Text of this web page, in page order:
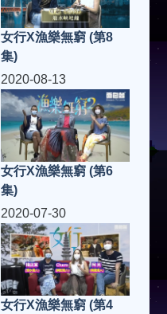
女行X漁樂無窮 (第8
集)
2020-08-13
女行X漁樂無窮 (第6
集)
2020-07-30
女行X漁樂無窮 (第4